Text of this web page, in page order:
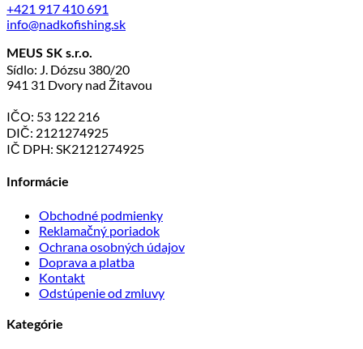
+421 917 410 691
info@nadkofishing.sk
MEUS SK s.r.o.
Sídlo: J. Dózsu 380/20
941 31 Dvory nad Žitavou
IČO: 53 122 216
DIČ: 2121274925
IČ DPH: SK2121274925
Informácie
Obchodné podmienky
Reklamačný poriadok
Ochrana osobných údajov
Doprava a platba
Kontakt
Odstúpenie od zmluvy
Kategórie